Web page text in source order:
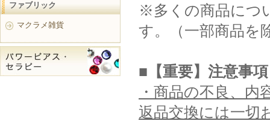
※多くの商品につ
す。（一部商品を
■【重要】注意事項
・商品の不良、
返品交換には一切
ファブリック
マクラメ雑貨